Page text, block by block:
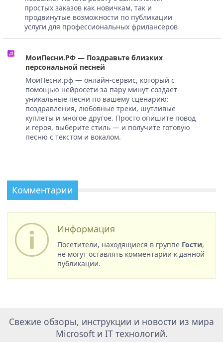
простых заказов как новичкам, так и
продвинутые возможности по публикации
услуги для профессиональных фрилансеров
МоиПесни.РФ — Поздравьте близких
персональной песней
МоиПесни.рф — онлайн-сервис, который с
помощью нейросети за пару минут создает
уникальные песни по вашему сценарию:
поздравления, любовные треки, шутливые
куплеты и многое другое. Просто опишите повод
и героя, выберите стиль — и получите готовую
песню с текстом и вокалом.
Комментарии
Информация
Посетители, находящиеся в группе Гости,
не могут оставлять комментарии к данной
публикации.
Свежие обзоры, инструкции и новости из мира
Microsoft и IT технологий.